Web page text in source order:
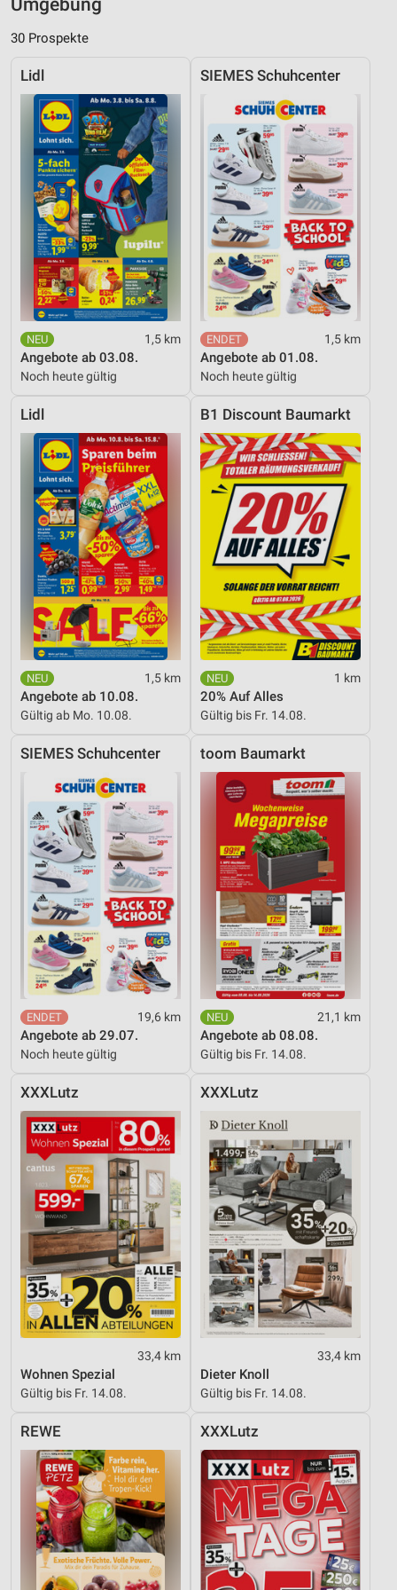
Umgebung
30 Prospekte
Lidl
1,5 km
Angebote ab 03.08.
Noch heute gültig
SIEMES Schuhcenter
1,5 km
Angebote ab 01.08.
Noch heute gültig
Lidl
1,5 km
Angebote ab 10.08.
Gültig ab Mo. 10.08.
B1 Discount Baumarkt
1 km
20% Auf Alles
Gültig bis Fr. 14.08.
SIEMES Schuhcenter
19,6 km
Angebote ab 29.07.
Noch heute gültig
toom Baumarkt
21,1 km
Angebote ab 08.08.
Gültig bis Fr. 14.08.
XXXLutz
33,4 km
Wohnen Spezial
Gültig bis Fr. 14.08.
XXXLutz
33,4 km
Dieter Knoll
Gültig bis Fr. 14.08.
REWE XXXLutz